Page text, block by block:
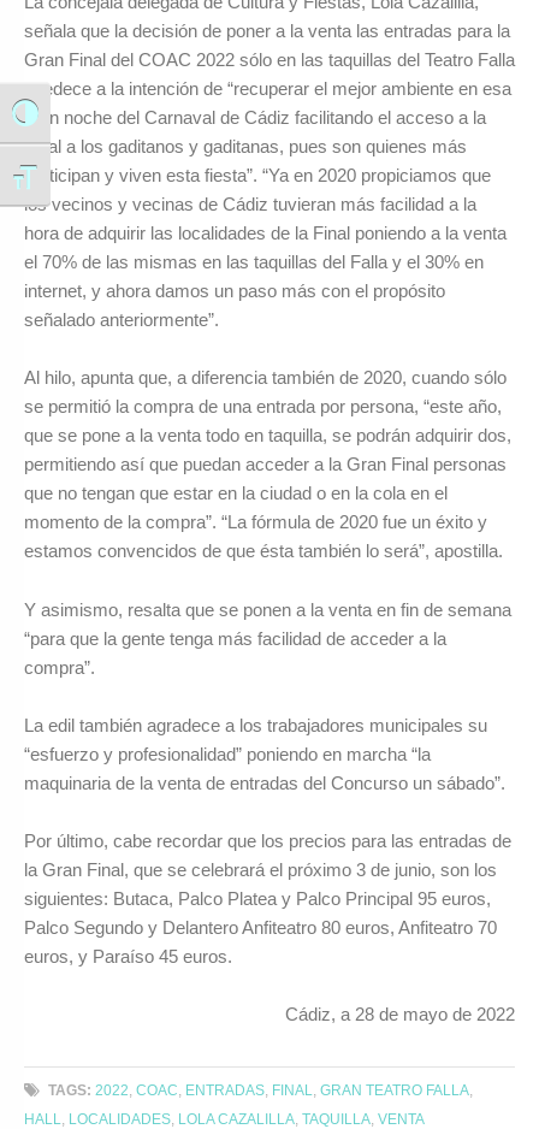
Alternar alto contraste
Alternar tamaño de letra
señala que la decisión de poner a la venta las entradas para la
Gran Final del COAC 2022 sólo en las taquillas del Teatro Falla
obedece a la intención de “recuperar el mejor ambiente en esa
gran noche del Carnaval de Cádiz facilitando el acceso a la
Final a los gaditanos y gaditanas, pues son quienes más
participan y viven esta fiesta”. “Ya en 2020 propiciamos que
los vecinos y vecinas de Cádiz tuvieran más facilidad a la
hora de adquirir las localidades de la Final poniendo a la venta
el 70% de las mismas en las taquillas del Falla y el 30% en
internet, y ahora damos un paso más con el propósito
señalado anteriormente”.
Al hilo, apunta que, a diferencia también de 2020, cuando sólo
se permitió la compra de una entrada por persona, “este año,
que se pone a la venta todo en taquilla, se podrán adquirir dos,
permitiendo así que puedan acceder a la Gran Final personas
que no tengan que estar en la ciudad o en la cola en el
momento de la compra”. “La fórmula de 2020 fue un éxito y
estamos convencidos de que ésta también lo será”, apostilla.
Y asimismo, resalta que se ponen a la venta en fin de semana
“para que la gente tenga más facilidad de acceder a la
compra”.
La edil también agradece a los trabajadores municipales su
“esfuerzo y profesionalidad” poniendo en marcha “la
maquinaria de la venta de entradas del Concurso un sábado”.
Por último, cabe recordar que los precios para las entradas de
la Gran Final, que se celebrará el próximo 3 de junio, son los
siguientes: Butaca, Palco Platea y Palco Principal 95 euros,
Palco Segundo y Delantero Anfiteatro 80 euros, Anfiteatro 70
euros, y Paraíso 45 euros.
Cádiz, a 28 de mayo de 2022
TAGS: 2022 ,COAC ENTRADAS FINAL ,GRAN TEATRO FALLA
HALL
LOCALIDADES LOLA CAZALILLA TAQUILLA VENTA